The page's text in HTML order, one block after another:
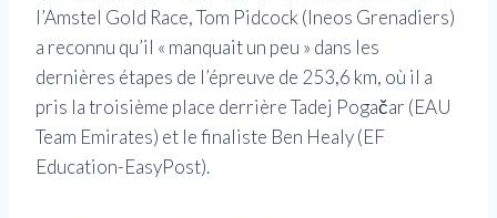
l’Amstel Gold Race, Tom Pidcock (Ineos Grenadiers)
a reconnu qu’il « manquait un peu » dans les
dernières étapes de l’épreuve de 253,6 km, où il a
pris la troisième place derrière Tadej Pogačar (EAU
Team Emirates) et le finaliste Ben Healy (EF
Education-EasyPost).